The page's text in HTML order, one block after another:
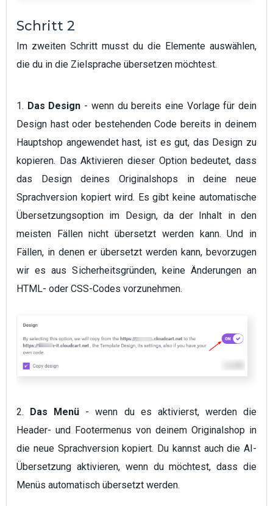
Schritt 2
Im zweiten Schritt musst du die Elemente auswählen,
die du in die Zielsprache übersetzen möchtest.
1. Das Design - wenn du bereits eine Vorlage für dein
Design hast oder bestehenden Code bereits in deinem
Hauptshop angewendet hast, ist es gut, das Design zu
kopieren. Das Aktivieren dieser Option bedeutet, dass
das Design deines Originalshops in deine neue
Sprachversion kopiert wird. Es gibt keine automatische
Übersetzungsoption im Design, da der Inhalt in den
meisten Fällen nicht übersetzt werden kann. Und in
Fällen, in denen er übersetzt werden kann, bevorzugen
wir es aus Sicherheitsgründen, keine Änderungen an
HTML- oder CSS-Codes vorzunehmen.
2. Das Menü - wenn du es aktivierst, werden die
Header- und Footermenus von deinem Originalshop in
die neue Sprachversion kopiert. Du kannst auch die AI-
Übersetzung aktivieren, wenn du möchtest, dass die
Menüs automatisch übersetzt werden.